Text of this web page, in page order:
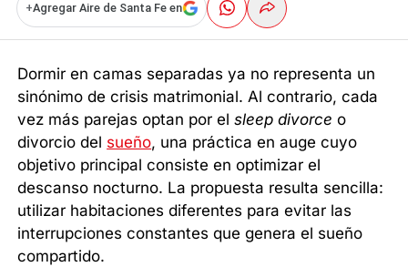
+Agregar Aire de Santa Fe en
Dormir en camas separadas ya no representa un
sinónimo de crisis matrimonial. Al contrario, cada
vez más parejas optan por elsleep divorce o
divorcio del sueño, una práctica en auge cuyo
objetivo principal consiste en optimizar el
descanso nocturno. La propuesta resulta sencilla:
utilizar habitaciones diferentes para evitar las
interrupciones constantes que genera el sueño
compartido.